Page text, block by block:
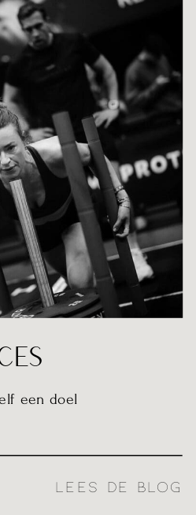
LEES DE BLOG
een doel